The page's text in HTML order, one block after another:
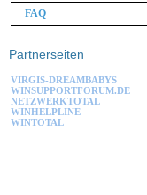
FAQ
Partnerseiten
VIRGIS-DREAMBABYS
WINSUPPORTFORUM.DE
NETZWERKTOTAL
WINHELPLINE
WINTOTAL